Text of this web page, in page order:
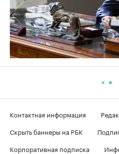
Контактная информация
Скрыть баннеры на РБК
Корпоративная подписка